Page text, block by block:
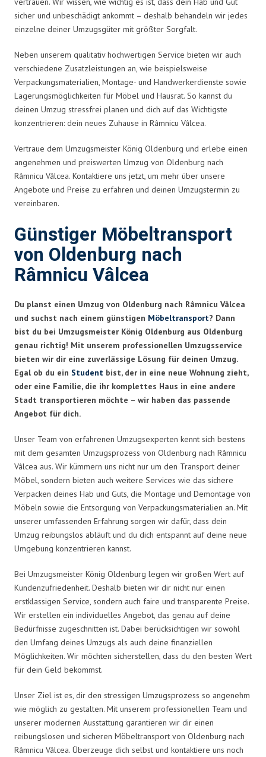
sicher und unbeschädigt ankommt – deshalb behandeln wir jedes
einzelne deiner Umzugsgüter mit größter Sorgfalt.
Neben unserem qualitativ hochwertigen Service bieten wir auch
verschiedene Zusatzleistungen an, wie beispielsweise
Verpackungsmaterialien, Montage- und Handwerkerdienste sowie
Lagerungsmöglichkeiten für Möbel und Hausrat. So kannst du
deinen Umzug stressfrei planen und dich auf das Wichtigste
konzentrieren: dein neues Zuhause in Râmnicu Vâlcea.
Vertraue dem Umzugsmeister König Oldenburg und erlebe einen
angenehmen und preiswerten Umzug von Oldenburg nach
Râmnicu Vâlcea. Kontaktiere uns jetzt, um mehr über unsere
Angebote und Preise zu erfahren und deinen Umzugstermin zu
vereinbaren.
Günstiger Möbeltransport
von Oldenburg nach
Râmnicu Vâlcea
Du planst einen Umzug von Oldenburg nach Râmnicu Vâlcea
und suchst nach einem günstigen Möbeltransport? Dann
bist du bei Umzugsmeister König Oldenburg aus Oldenburg
genau richtig! Mit unserem professionellen Umzugsservice
bieten wir dir eine zuverlässige Lösung für deinen Umzug.
Egal ob du ein Student bist, der in eine neue Wohnung zieht,
oder eine Familie, die ihr komplettes Haus in eine andere
Stadt transportieren möchte – wir haben das passende
Angebot für dich.
Unser Team von erfahrenen Umzugsexperten kennt sich bestens
mit dem gesamten Umzugsprozess von Oldenburg nach Râmnicu
Vâlcea aus. Wir kümmern uns nicht nur um den Transport deiner
Möbel, sondern bieten auch weitere Services wie das sichere
Verpacken deines Hab und Guts, die Montage und Demontage von
Möbeln sowie die Entsorgung von Verpackungsmaterialien an. Mit
unserer umfassenden Erfahrung sorgen wir dafür, dass dein
Umzug reibungslos abläuft und du dich entspannt auf deine neue
Umgebung konzentrieren kannst.
Bei Umzugsmeister König Oldenburg legen wir großen Wert auf
Kundenzufriedenheit. Deshalb bieten wir dir nicht nur einen
erstklassigen Service, sondern auch faire und transparente Preise.
Wir erstellen ein individuelles Angebot, das genau auf deine
Bedürfnisse zugeschnitten ist. Dabei berücksichtigen wir sowohl
den Umfang deines Umzugs als auch deine finanziellen
Möglichkeiten. Wir möchten sicherstellen, dass du den besten Wert
für dein Geld bekommst.
Unser Ziel ist es, dir den stressigen Umzugsprozess so angenehm
wie möglich zu gestalten. Mit unserem professionellen Team und
unserer modernen Ausstattung garantieren wir dir einen
reibungslosen und sicheren Möbeltransport von Oldenburg nach
Râmnicu Vâlcea. Überzeuge dich selbst und kontaktiere uns noch